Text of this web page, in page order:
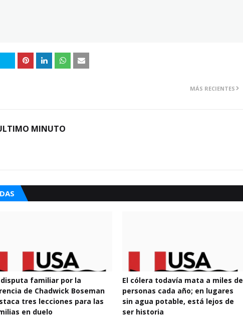
MÁS RECIENTES
MINUTO
disputa familiar por la
de Chadwick Boseman
tres lecciones para las
en duelo
El cólera todavía mata a miles de
personas cada año; en lugares
sin agua potable, está lejos de
ser historia